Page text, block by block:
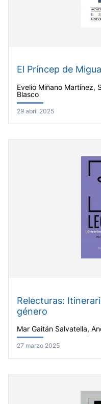
El Príncep de
Evelio Miñano Martínez,
Blasco
29 abril 2025
Relecturas:
género
Mar Gaitán Salvatella,
27 marzo 2025